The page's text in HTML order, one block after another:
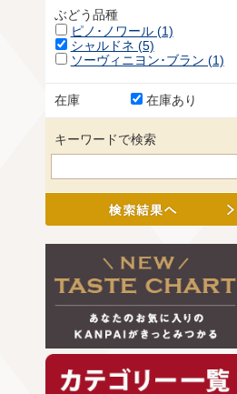
ぶどう品種
ピノ･ノワール (1)
シャルドネ (5)
ソーヴィニヨン･ブラン (1)
在庫 在庫あり
キーワードで検索